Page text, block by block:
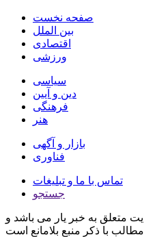
صفحه نخست
بین الملل
اقتصادی
ورزشی
سیاسی
دین و آیین
فرهنگی
هنر
بازار و آگهی
فناوری
تماس با ما و تبلیغات
جستجو
متعلق به خبر یار می باشد و